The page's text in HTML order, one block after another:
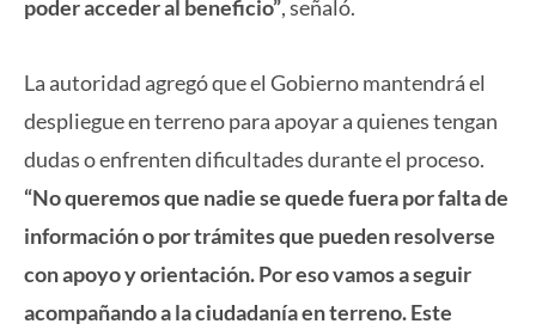
poder acceder al beneficio”, señaló.
La autoridad agregó que el Gobierno mantendrá el
despliegue en terreno para apoyar a quienes tengan
dudas o enfrenten dificultades durante el proceso.
“No queremos que nadie se quede fuera por falta de
información o por trámites que pueden resolverse
con apoyo y orientación. Por eso vamos a seguir
acompañando a la ciudadanía en terreno. Este